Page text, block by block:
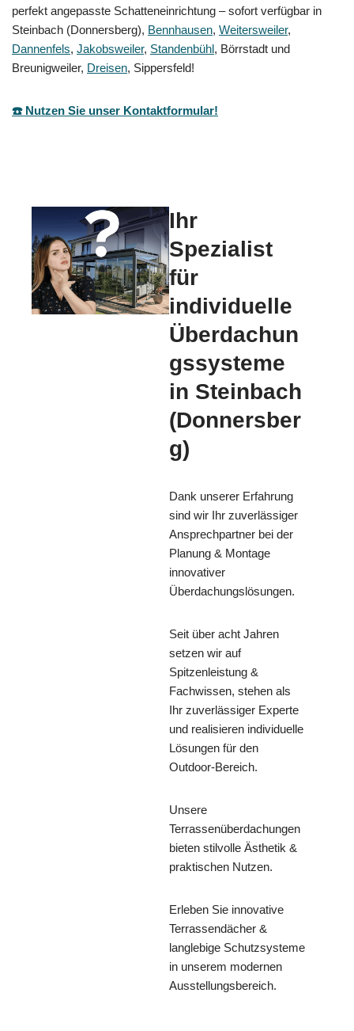
perfekt angepasste Schatteneinrichtung – sofort verfügbar in
Steinbach (Donnersberg), Bennhausen, Weitersweiler,
Dannenfels, Jakobsweiler, Standenbühl, Börrstadt und
Breunigweiler, Dreisen, Sippersfeld!
☎️ Nutzen Sie unser Kontaktformular!
Ihr
Spezialist
für
individuelle
Überdachun
gssysteme
in Steinbach
(Donnersber
g)
Dank unserer Erfahrung
sind wir Ihr zuverlässiger
Ansprechpartner bei der
Planung & Montage
innovativer
Überdachungslösungen.
Seit über acht Jahren
setzen wir auf
Spitzenleistung &
Fachwissen, stehen als
Ihr zuverlässiger Experte
und realisieren individuelle
Lösungen für den
Outdoor-Bereich.
Unsere
Terrassenüberdachungen
bieten stilvolle Ästhetik &
praktischen Nutzen.
Erleben Sie innovative
Terrassendächer &
langlebige Schutzsysteme
in unserem modernen
Ausstellungsbereich.